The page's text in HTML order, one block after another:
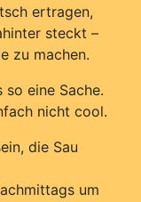
ertragen,
steckt –
zu machen.
so eine Sache.
nicht cool.
die Sau
um